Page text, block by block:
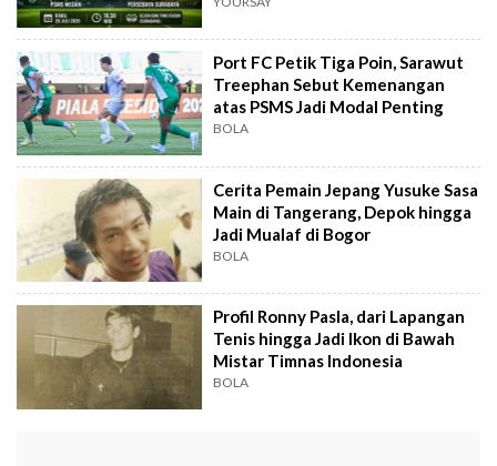
Port FC Petik Tiga Poin, Sarawut
Treephan Sebut Kemenangan
atas PSMS Jadi Modal Penting
BOLA
Cerita Pemain Jepang Yusuke Sasa
Main di Tangerang, Depok hingga
Jadi Mualaf di Bogor
BOLA
Profil Ronny Pasla, dari Lapangan
Tenis hingga Jadi Ikon di Bawah
Mistar Timnas Indonesia
BOLA